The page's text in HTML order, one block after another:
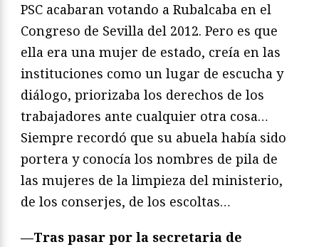
PSC acabaran votando a Rubalcaba en el
Congreso de Sevilla del 2012. Pero es que
ella era una mujer de estado, creía en las
instituciones como un lugar de escucha y
diálogo, priorizaba los derechos de los
trabajadores ante cualquier otra cosa…
Siempre recordó que su abuela había sido
portera y conocía los nombres de pila de
las mujeres de la limpieza del ministerio,
de los conserjes, de los escoltas…
—Tras pasar por la secretaria de